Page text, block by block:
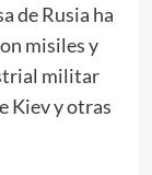
de Rusia ha
misiles y
militar
Kiev y otras